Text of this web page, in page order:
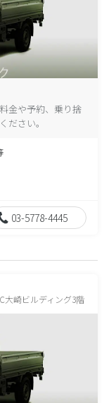
金や予約、乗り捨
ださい。
03-5778-4445
大崎ビルディング3階